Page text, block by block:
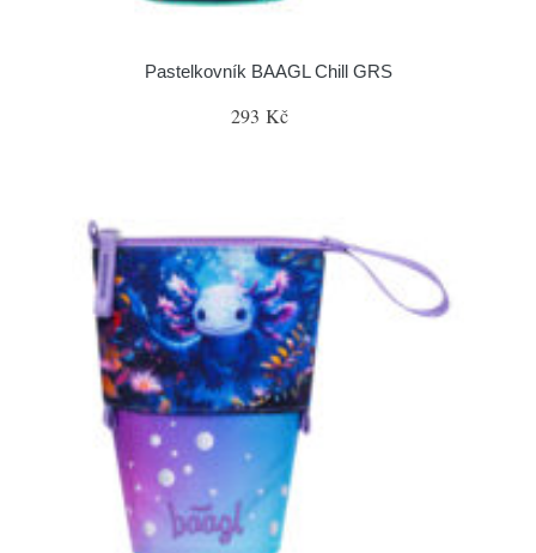
Pastelkovník BAAGL Chill GRS
293 Kč